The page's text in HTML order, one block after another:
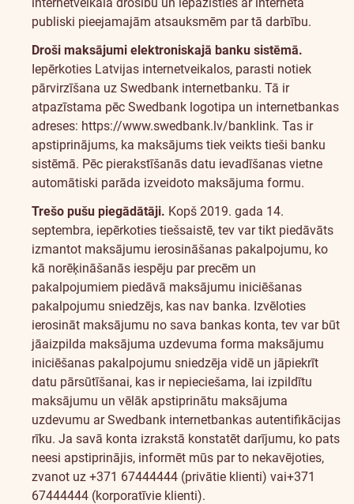
publiski pieejamajām atsauksmēm par tā darbību.
Droši maksājumi elektroniskajā banku sistēmā.
Iepērkoties Latvijas internetveikalos, parasti notiek
pārvirzīšana uz Swedbank internetbanku. Tā ir
atpazīstama pēc Swedbank logotipa un internetbankas
adreses: https://www.swedbank.lv/banklink. Tas ir
apstiprinājums, ka maksājums tiek veikts tieši banku
sistēmā. Pēc pierakstīšanās datu ievadīšanas vietne
automātiski parāda izveidoto maksājuma formu.
Trešo pušu piegādātāji. Kopš 2019. gada 14.
septembra, iepērkoties tiešsaistē, tev var tikt piedāvāts
izmantot maksājumu ierosināšanas pakalpojumu, ko
kā norēķināšanās iespēju par precēm un
pakalpojumiem piedāvā maksājumu iniciēšanas
pakalpojumu sniedzējs, kas nav banka. Izvēloties
ierosināt maksājumu no sava bankas konta, tev var būt
jāaizpilda maksājuma uzdevuma forma maksājumu
iniciēšanas pakalpojumu sniedzēja vidē un jāpiekrīt
datu pārsūtīšanai, kas ir nepieciešama, lai izpildītu
maksājumu un vēlāk apstiprinātu maksājuma
uzdevumu ar Swedbank internetbankas autentifikācijas
rīku. Ja savā konta izrakstā konstatēt darījumu, ko pats
neesi apstiprinājis, informēt mūs par to nekavējoties,
zvanot uz +371 67444444 (privātie klienti) vai+371
67444444 (korporatīvie klienti).